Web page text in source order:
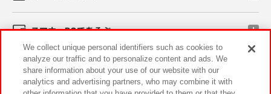
スマホ・PCであそぶ
イベント・キャンペーン
We collect unique personal identifiers such as cookies to
analyze our traffic and to personalize content and ads. We
share information about your use of our website with our
analytics and advertising partners, who may combine it with